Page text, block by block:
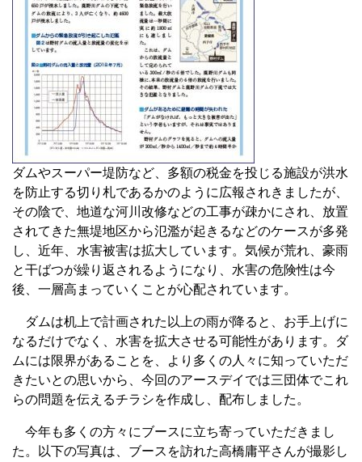
ダムやスーパー堤防など、多額の税金を投じる施設が洪水
を防止する切り札であるかのように広報されきましたが、
その陰で、地道な河川改修などの工事が疎かにされ、放置
されてきた無堤地区から氾濫が起きるなどのケースが多発
し、近年、水害被害は拡大しています。気候が荒れ、豪雨
と干ばつが繰り返されるようになり、水害の危険性は今
後、一層高まっていくことが心配されています。
ダムは机上で計画された以上の雨が降ると、お手上げに
なるだけでなく、水害を拡大させる可能性があります。ダ
ムには限界があることを、より多くの人々に知っていただ
きたいとの思いから、今回のアースデイでは三団体でこれ
らの問題を伝えるチラシを作成し、配布しました。
今年も多くの方々にブースに立ち寄っていただきまし
た。以下の写真は、ブースを訪れた高橋庸平さんが撮影し